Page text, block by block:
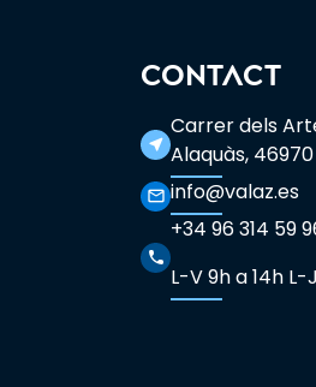
CONTACT
near_me
Carrer dels
Alaquàs, 46970
mail_outline info@valaz.es
phone
+34 96 314 59
L-V 9h a 14h L-